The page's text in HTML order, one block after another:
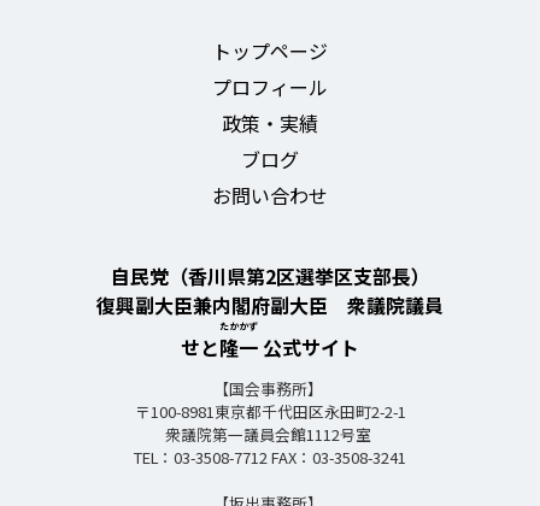
トップページ
プロフィール
政策・実績
ブログ
お問い合わせ
自民党（香川県第2区選挙区支部長）
復興副大臣兼内閣府副大臣 衆議院議員
せと隆一
たかかず
公式サイト
【国会事務所】
〒100-8981東京都千代田区永田町2-2-1
衆議院第一議員会館1112号室
TEL：03-3508-7712 FAX：03-3508-3241